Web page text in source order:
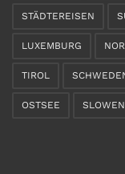
STÄDTEREISEN
LUXEMBURG
TIROL
OSTSEE